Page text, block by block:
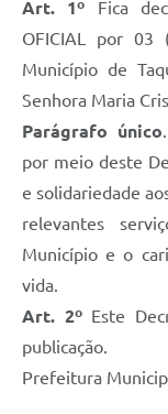
Art. 1º Fica
OFICIAL por
Município de
Senhora Maria
Parágrafo único
por meio deste
e solidariedade
relevantes
Município e o
vida.
Art. 2ºEste
publicação.
Prefeitura